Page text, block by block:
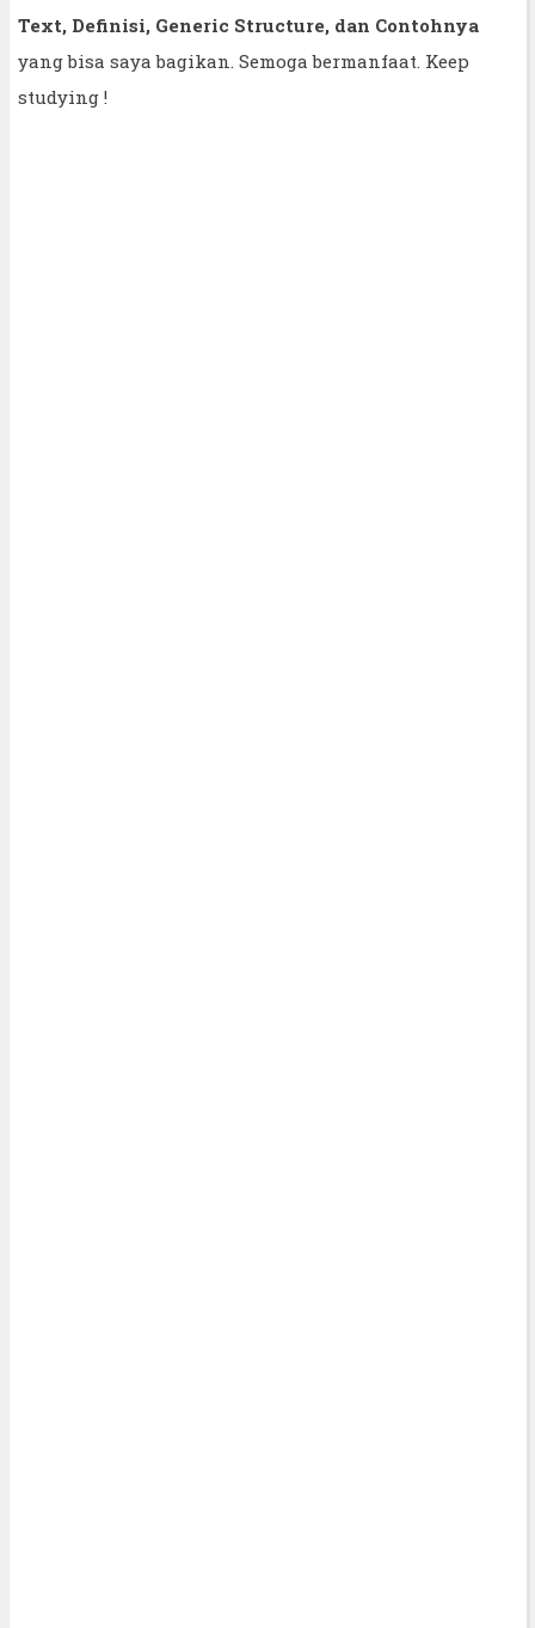
Text, Definisi, Generic Structure, dan Contohnya
yang bisa saya bagikan. Semoga bermanfaat. Keep
studying !